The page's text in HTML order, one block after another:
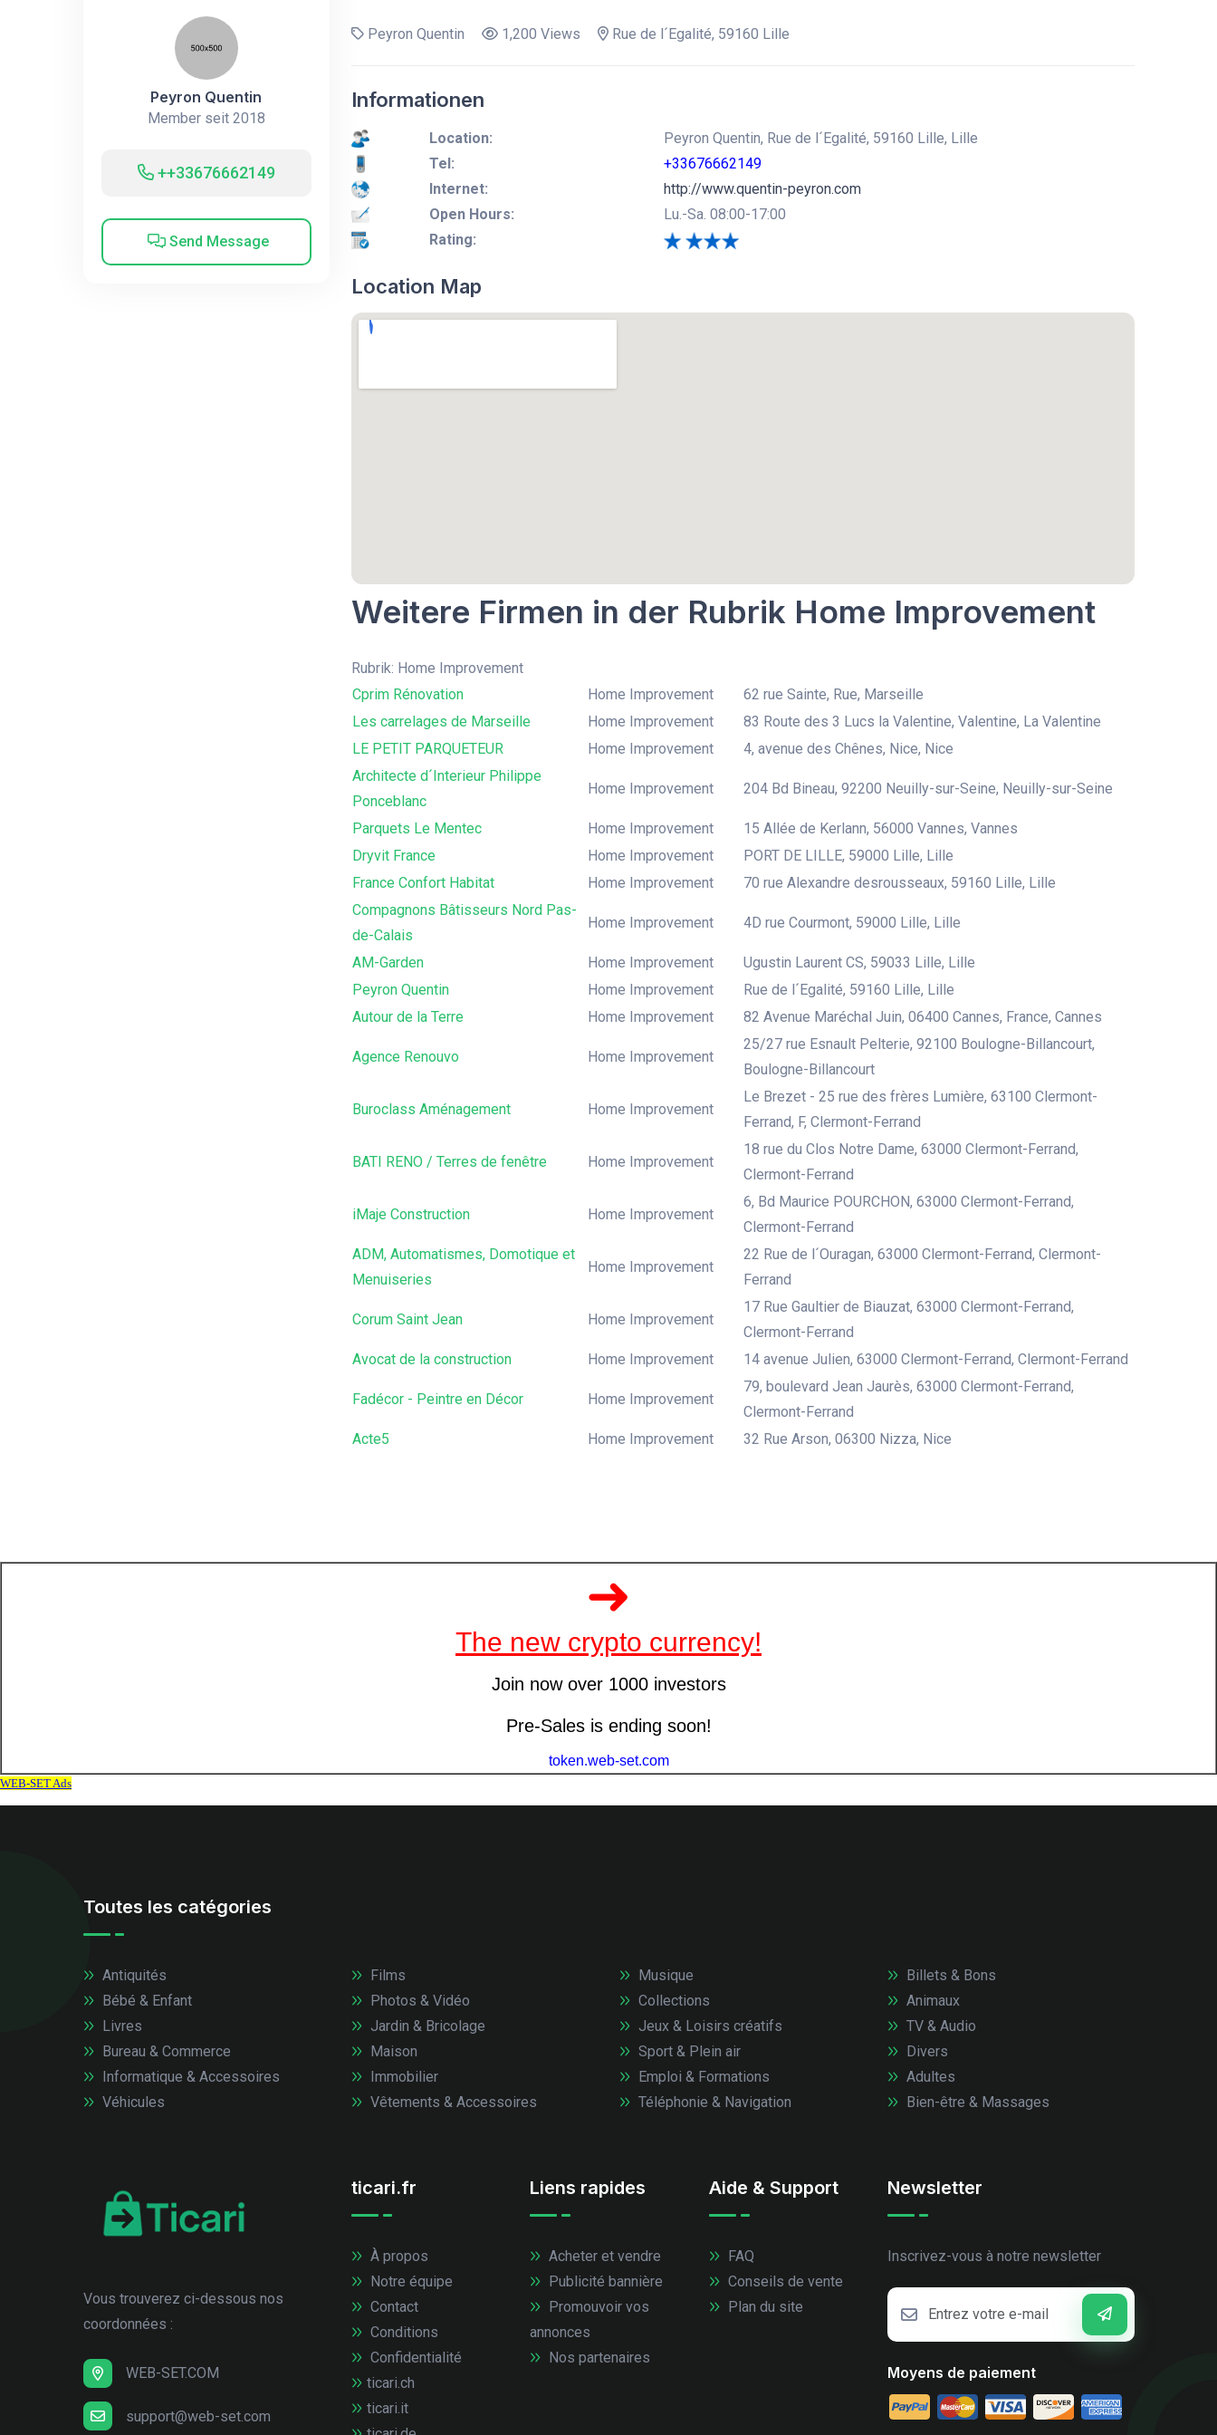
Peyron Quentin
Member seit 2018
++33676662149
Send Message
Peyron Quentin 1,200 Views Rue de l´Egalité, 59160 Lille
Informationen
Location:
Peyron Quentin, Rue de l´Egalité, 59160 Lille, Lille
Tel:
+33676662149
Internet:
http://www.quentin-peyron.com
Open Hours:
Lu.-Sa. 08:00-17:00
Rating:
Location Map
Weitere Firmen in der Rubrik Home Improvement
Rubrik: Home Improvement
Cprim Rénovation
Home Improvement
62 rue Sainte, Rue, Marseille
Les carrelages de Marseille
Home Improvement
83 Route des 3 Lucs la Valentine, Valentine, La Valentine
LE PETIT PARQUETEUR
Home Improvement
4, avenue des Chênes, Nice, Nice
Architecte d´Interieur Philippe
Ponceblanc
Home Improvement 204 Bd Bineau, 92200 Neuilly-sur-Seine, Neuilly-sur-Seine
Parquets Le Mentec Home Improvement
15 Allée de Kerlann, 56000 Vannes, Vannes
Dryvit France
Home Improvement
PORT DE LILLE, 59000 Lille, Lille
France Confort Habitat
Home Improvement
70 rue Alexandre desrousseaux, 59160 Lille, Lille
Compagnons Bâtisseurs Nord Pas-
de-Calais
Home Improvement 4D rue Courmont, 59000 Lille, Lille
AM-Garden Home Improvement
Ugustin Laurent CS, 59033 Lille, Lille
Peyron Quentin
Home Improvement
Rue de l´Egalité, 59160 Lille, Lille
Autour de la Terre
Home Improvement 82 Avenue Maréchal Juin, 06400 Cannes, France, Cannes
Agence Renouvo Home Improvement
25/27 rue Esnault Pelterie, 92100 Boulogne-Billancourt,
Boulogne-Billancourt
Buroclass Aménagement Home Improvement
Le Brezet - 25 rue des frères Lumière, 63100 Clermont-
Ferrand, F, Clermont-Ferrand
BATI RENO / Terres de fenêtre Home Improvement
18 rue du Clos Notre Dame, 63000 Clermont-Ferrand,
Clermont-Ferrand
iMaje Construction Home Improvement
6, Bd Maurice POURCHON, 63000 Clermont-Ferrand,
Clermont-Ferrand
ADM, Automatismes, Domotique et
Menuiseries
Home Improvement
22 Rue de l´Ouragan, 63000 Clermont-Ferrand, Clermont-
Ferrand
Corum Saint Jean Home Improvement
17 Rue Gaultier de Biauzat, 63000 Clermont-Ferrand,
Clermont-Ferrand
Avocat de la construction
Home Improvement 14 avenue Julien, 63000 Clermont-Ferrand, Clermont-Ferrand
Fadécor - Peintre en Décor Home Improvement
79, boulevard Jean Jaurès, 63000 Clermont-Ferrand,
Clermont-Ferrand
Acte5
Home Improvement 32 Rue Arson, 06300 Nizza, Nice
Toutes les catégories
Antiquités
Bébé & Enfant
Livres
Bureau & Commerce
Informatique & Accessoires
Véhicules
Films
Photos & Vidéo
Jardin & Bricolage
Maison
Immobilier
Vêtements & Accessoires
Musique
Collections
Jeux & Loisirs créatifs
Sport & Plein air
Emploi & Formations
Téléphonie & Navigation
Billets & Bons
Animaux
TV & Audio
Divers
Adultes
Bien-être & Massages
Vous trouverez ci-dessous nos
coordonnées :
WEB-SET.COM
support@web-set.com
ticari.fr
À propos
Notre équipe
Contact
Conditions
Confidentialité
ticari.ch
ticari.it
Liens rapides
Acheter et vendre
Publicité bannière
Promouvoir vos
annonces
Nos partenaires
Aide & Support
FAQ
Conseils de vente
Plan du site
Newsletter
Inscrivez-vous à notre newsletter
Moyens de paiement